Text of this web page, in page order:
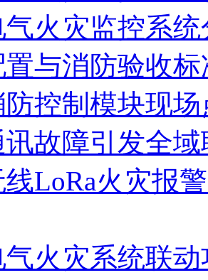
火灾监控系
与消防验收标
控制模块现
讯故障引发全
LoRa火灾报
火灾系统联